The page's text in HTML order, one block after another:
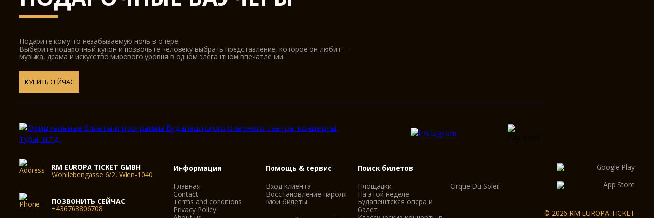
Подарите кому-то незабываемую ночь в опере.
Выберите подарочный купон и позвольте человеку выбрать представление, которое он любит —
музыка, драма и искусство мирового уровня в одном элегантном впечатлении.
КУПИТЬ СЕЙЧАС
RM EUROPA TICKET GMBH
Wohllebengasse 6/2, Wien-1040
ПОЗВОНИТЬ СЕЙЧАС
+436763806708
Информация
Главная
Contact
Terms and conditions
Privacy Policy
Помощь & сервис
Вход клиента
Восстановление пароля
Мои билеты
Поиск билетов
Площадки
На этой неделе
Будапештская опера и
балет
Cirque Du Soleil
© 2026 RM EUROPA TICKET